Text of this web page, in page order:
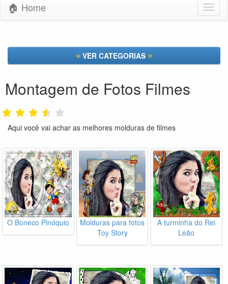
🏠 Home
VER CATEGORIAS
Montagem de Fotos Filmes
Aqui você vai achar as melhores molduras de filmes
O Boneco Pinóquio
Molduras para fotos
Toy Story
A turminha do Rei
Leão